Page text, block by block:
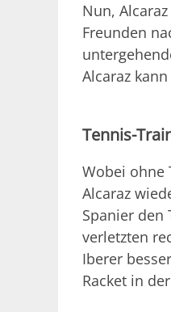
Nun,
Freunden
Alcaraz
Tennis-
Wobei ohne
Alcaraz
Spanier den
verletzten
Iberer
Racket in